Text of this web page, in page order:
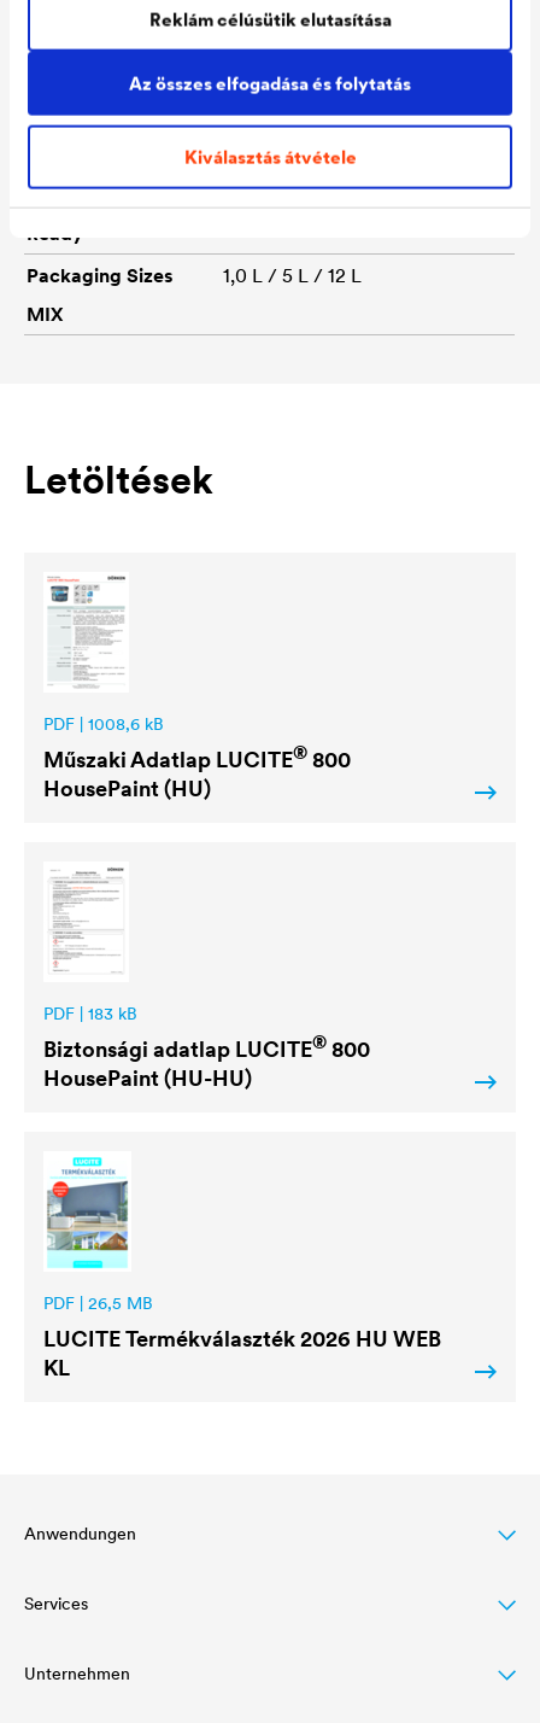
Az összes elfogadása és folytatás
Kiválasztás átvétele
Reklám célúsütik elutasítása
Consumption
110 - 130 ml/m²
Colour tones
1000 T weiß / 1001 T altweiß /
1021 T teerschwarz
Packaging Sizes
Ready
1,0 L / 5 L / 12 L
Packaging Sizes
MIX
1,0 L / 5 L / 12 L
Letöltések
PDF | 1008,6 kB
Műszaki Adatlap LUCITE® 800
HousePaint (HU)
PDF | 183 kB
Biztonsági adatlap LUCITE® 800
HousePaint (HU-HU)
PDF | 26,5 MB
LUCITETermékválaszték 2026 HU WEB
KL
Anwendungen
Dachbeschichtung
Holzlasur
Services
Letöltések
Unternehmen